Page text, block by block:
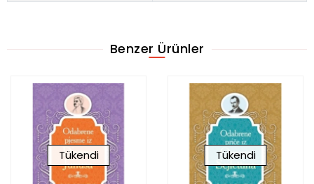
Benzer Ürünler
Tükendi Tükendi